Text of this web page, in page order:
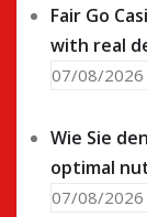
Fair Go
with real
07/08/2026
Wie Sie
optimal
07/08/2026